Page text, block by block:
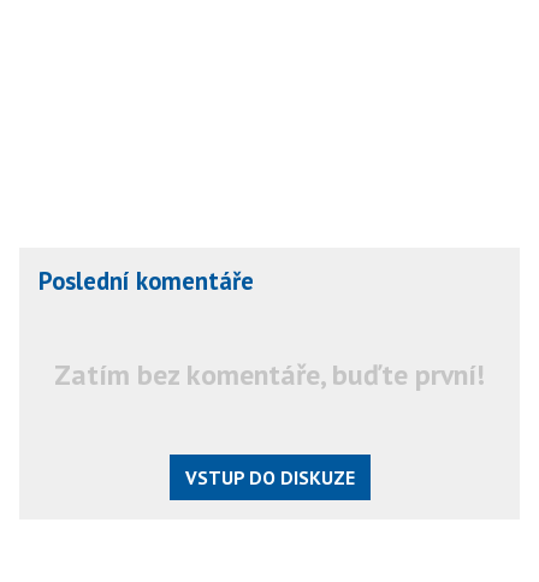
Poslední komentáře
Zatím bez komentáře, buďte první!
VSTUP DO DISKUZE